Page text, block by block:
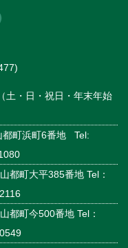
土・日・祝日・年末年始
町浜町6番地 Tel:
町大平385番地 Tel：
都町今500番地 Tel：